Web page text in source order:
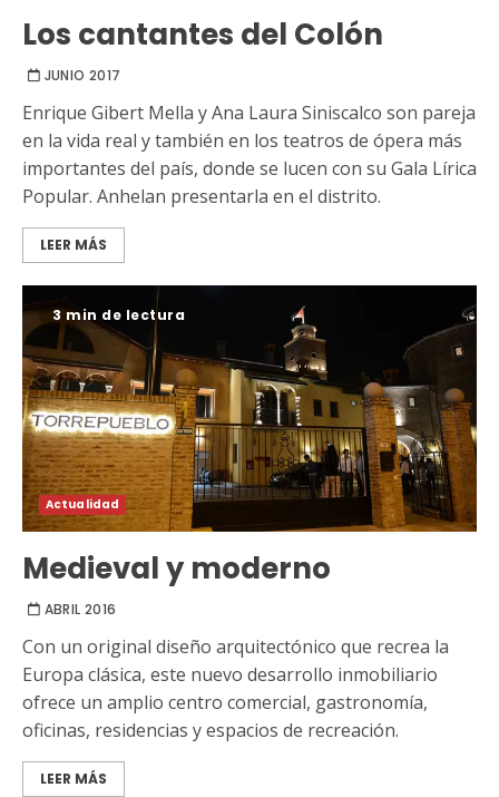
Los cantantes del Colón
JUNIO 2017
Enrique Gibert Mella y Ana Laura Siniscalco son pareja
en la vida real y también en los teatros de ópera más
importantes del país, donde se lucen con su Gala Lírica
Popular. Anhelan presentarla en el distrito.
LEER MÁS
3 min de lectura
Actualidad
Medieval y moderno
ABRIL 2016
Con un original diseño arquitectónico que recrea la
Europa clásica, este nuevo desarrollo inmobiliario
ofrece un amplio centro comercial, gastronomía,
oficinas, residencias y espacios de recreación.
LEER MÁS